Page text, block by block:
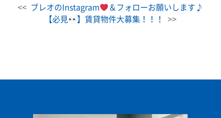
<< ブレオのInstagram
＆フォローお願いします♪
【必見
】賃貸物件大募集！！！ >>